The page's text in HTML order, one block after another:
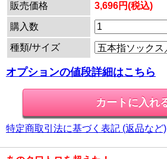
販売価格
3,696円(税込)
購入数
種類/サイズ
オプションの値段詳細はこちら
特定商取引法に基づく表記 (返品など)